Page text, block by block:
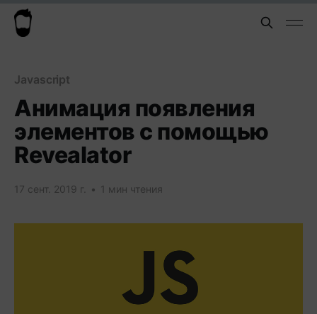
Javascript
Анимация появления
элементов с помощью
Revealator
17 сент. 2019 г. • 1 мин чтения